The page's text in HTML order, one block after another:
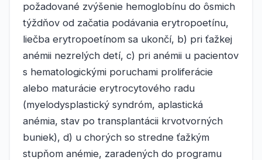
požadované zvýšenie hemoglobínu do ôsmich
týždňov od začatia podávania erytropoetínu,
liečba erytropoetínom sa ukončí, b) pri ťažkej
anémii nezrelých detí, c) pri anémii u pacientov
s hematologickými poruchami proliferácie
alebo maturácie erytrocytového radu
(myelodysplastický syndróm, aplastická
anémia, stav po transplantácii krvotvorných
buniek), d) u chorých so stredne ťažkým
stupňom anémie, zaradených do programu